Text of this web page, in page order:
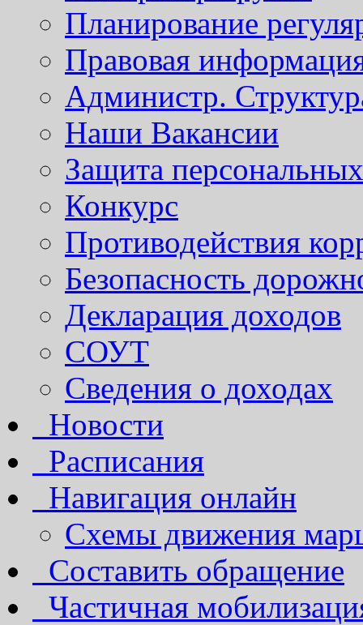
Планирование
Правовая
Администр.
Наши Вакансии
Защита
Конкурс
Противодействия
Безопасность
Декларация доходов
СОУТ
Сведения о доходах
Новости
Расписания
Навигация онлайн
Схемы движения
Составить обращение
Частичная